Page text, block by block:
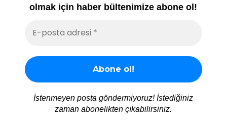
olmak için haber bültenimize abone ol!
İstenmeyen posta göndermiyoruz! İstediğiniz
zaman abonelikten çıkabilirsiniz.